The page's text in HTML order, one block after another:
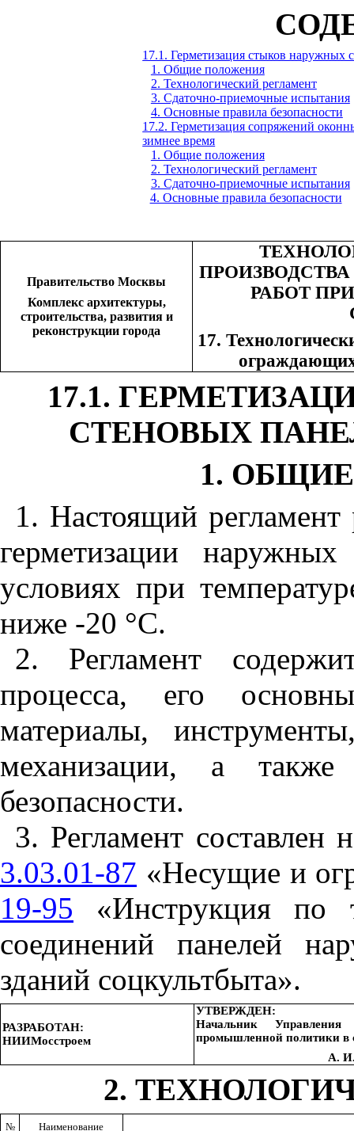
17.1. Герметизация стыков наружных
1. Общие положения
2. Технологический регламент
3. Сдаточно-приемочные испытания
4. Основные правила безопасности
17.2. Герметизация сопряжений
зимнее время
1. Общие положения
2. Технологический регламент
3. Сдаточно-приемочные испытания
4. Основные правила безопасности
Правительство Москвы
Комплекс архитектуры,
строительства, развития и
реконструкции города
РАБОТ
17.
17.1.
СТЕНОВЫХ
1.
1. Настоящий регламент
герметизации
условиях при
ниже -20 °С.
2. Регламент
процесса, его
материалы,
механизации, а
безопасности.
3. Регламент составлен
3.03.01-87 «Несущие и
19-95 «Инструкция по
соединений панелей
зданий соцкультбыта».
РАЗРАБОТАН:
НИИМосстроем
УТВЕРЖДЕН:
Начальник Управления
промышленной политики в
А.
2.
№ Наименование